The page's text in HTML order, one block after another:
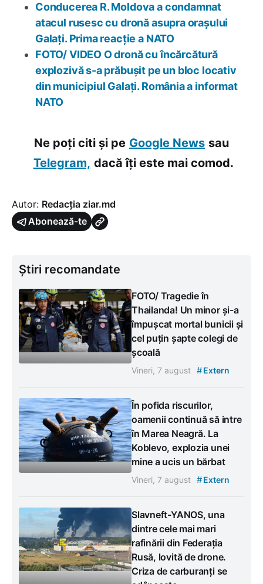
Conducerea R. Moldova a condamnat
atacul rusesc cu dronă asupra orașului
Galați. Prima reacție a NATO
FOTO/ VIDEO O dronă cu încărcătură
explozivă s-a prăbușit pe un bloc locativ
din municipiul Galați. România a informat
NATO
Ne poți citi și pe Google News sau
Telegram, dacă îți este mai comod.
Autor: Redacția ziar.md
Abonează-te
Știri recomandate
FOTO/ Tragedie în
Thailanda! Un minor și-a
împușcat mortal bunicii și
cel puțin șapte colegi de
școală
Vineri, 7 august #Extern
În pofida riscurilor,
oamenii continuă să intre
în Marea Neagră. La
Koblevo, explozia unei
mine a ucis un bărbat
Vineri, 7 august #Extern
Slavneft-YANOS, una
dintre cele mai mari
rafinării din Federația
Rusă, lovită de drone.
Criza de carburanți se